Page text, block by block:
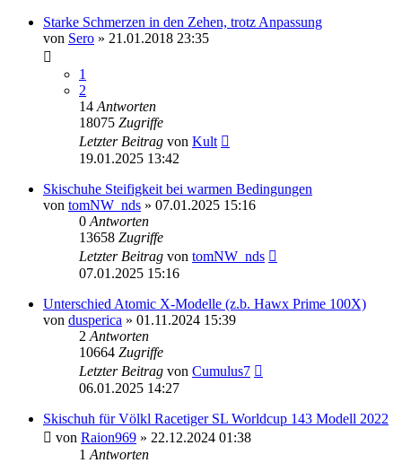
Starke Schmerzen in den Zehen, trotz Anpassung
von Sero » 21.01.2018 23:35
1
2
14 Antworten
18075 Zugriffe
Letzter Beitrag von Kult
19.01.2025 13:42
Skischuhe Steifigkeit bei warmen Bedingungen
von tomNW_nds » 07.01.2025 15:16
0 Antworten
13658 Zugriffe
Letzter Beitrag von tomNW_nds
07.01.2025 15:16
Unterschied Atomic X-Modelle (z.b. Hawx Prime 100X)
von dusperica » 01.11.2024 15:39
2 Antworten
10664 Zugriffe
Letzter Beitrag von Cumulus7
06.01.2025 14:27
Skischuh für Völkl Racetiger SL Worldcup 143 Modell 2022
von Raion969 » 22.12.2024 01:38
1 Antworten